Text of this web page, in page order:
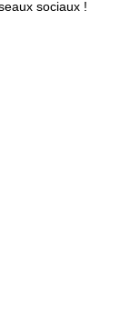
sociaux !